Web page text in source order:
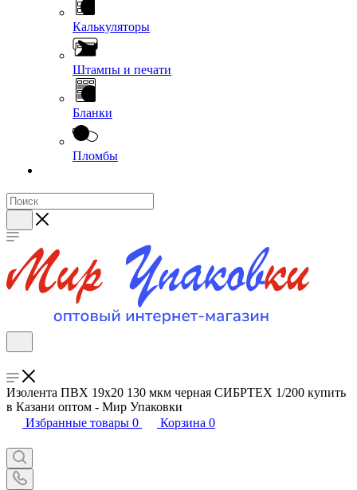
Калькуляторы
Штампы и печати
Бланки
Пломбы
Изолента ПВХ 19х20 130 мкм черная СИБРТЕХ 1/200 купить
в Казани оптом - Мир Упаковки
Избранные товары 0 Корзина 0